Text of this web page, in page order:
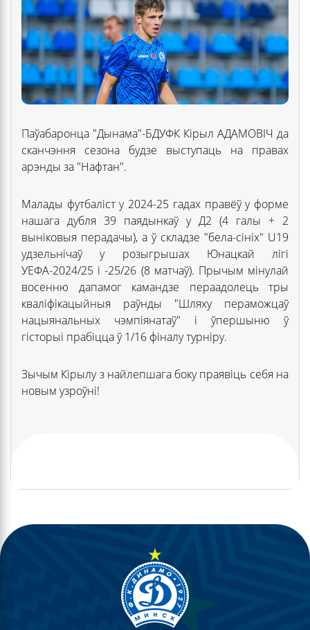
Паўабаронца "Дынама"-БДУФК Кірыл АДАМОВІЧ да
сканчэння сезона будзе выступаць на правах
арэнды за "Нафтан".
Малады футбаліст у 2024-25 гадах правёў у форме
нашага дубля 39 паядынкаў у Д2 (4 галы + 2
выніковыя перадачы), а ў складзе "бела-сініх" U19
удзельнічаў у розыгрышах Юнацкай лігі
УЕФА-2024/25 і -25/26 (8 матчаў). Прычым мінулай
восенню дапамог камандзе пераадолець тры
кваліфікацыйныя раўнды "Шляху пераможцаў
нацыянальных чэмпіянатаў" і ўпершыню ў
гісторыі прабіцца ў 1/16 фіналу турніру.
Зычым Кірылу з найлепшага боку праявіць себя на
новым узроўні!